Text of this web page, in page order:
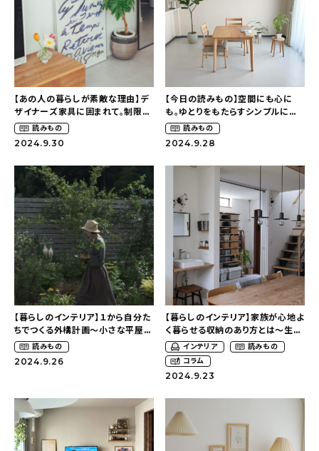
キッチン
収納/掃除
暮らし
daily mukuri
カテゴリー一覧
新着記事
人気の記事
おすすめの記事
インテリア
日用品
ギフト
キッズ
【あの人の暮らしが素敵な理由】デ
ザイナーズ家具に囲まれて。制限が
ある賃貸でもワンランク上のお部
屋に〜狭くても好きな暮らしのこと
読みもの
2024.9.30
【今日の読みもの】空間にも心に
も。ゆとりをもたらすシンプルに暮
らすためのコツ（103__roomさ
ん）
読みもの
2024.9.28
【暮らしのインテリア】１から自分た
ちでつくる外構計画〜小さな平屋と
大きな庭のある暮らし
（tsumikiniwaさん）
読みもの
2024.9.26
【暮らしのインテリア】家族が心地よ
く暮らせる収納のあり方とは〜生活
感のある整ったお家（ kaya___ie
さん）
インテリア
読みもの
コラム
2024.9.23